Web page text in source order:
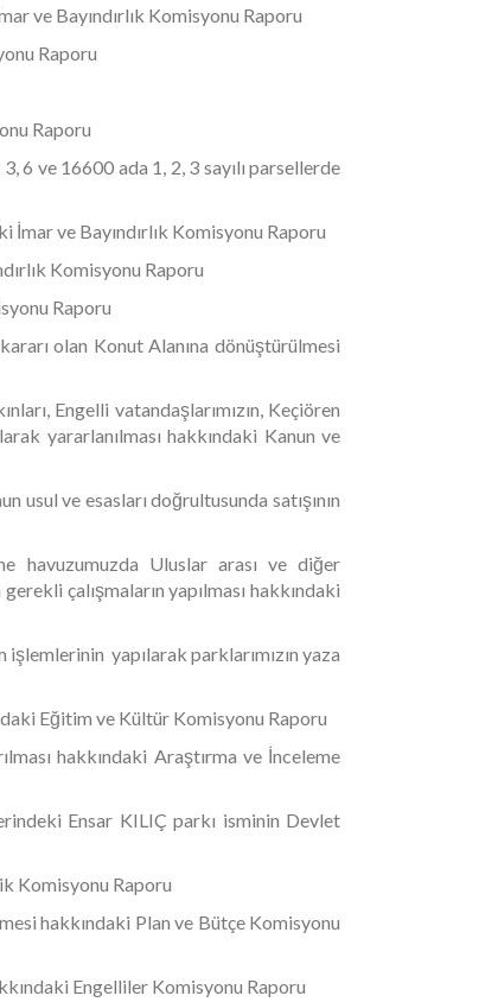
ve Bayındırlık Komisyonu Raporu
Raporu
Raporu
ve 16600 ada 1, 2, 3 sayılı parsellerde
İmar ve Bayındırlık Komisyonu Raporu
Komisyonu Raporu
Raporu
olan Konut Alanına dönüştürülmesi
Engelli vatandaşlarımızın, Keçiören
yararlanılması hakkındaki Kanun ve
ve esasları doğrultusunda satışının
havuzumuzda Uluslar arası ve diğer
çalışmaların yapılması hakkındaki
yapılarak parklarımızın yaza
Eğitim ve Kültür Komisyonu Raporu
hakkındaki Araştırma ve İnceleme
Ensar KILIÇ parkı isminin Devlet
Komisyonu Raporu
hakkındaki Plan ve Bütçe Komisyonu
Engelliler Komisyonu Raporu